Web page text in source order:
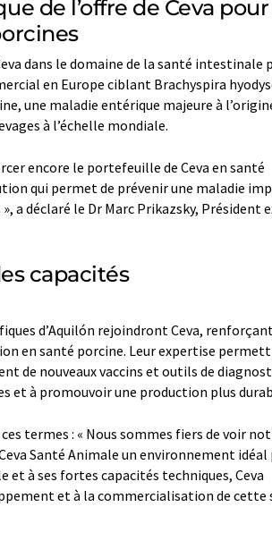
de l’offre de Ceva
dans le domaine de la santé intestinale
en Europe ciblant Brachyspira
une maladie entérique majeure à
à l’échelle mondiale.
encore le portefeuille de Ceva en santé
qui permet de prévenir une maladie
a déclaré le Dr Marc Prikazsky, Président
capacités
d’Aquilón rejoindront Ceva,
en santé porcine. Leur expertise
de nouveaux vaccins et outils de
et à promouvoir une production plus
termes : « Nous sommes fiers de voir
Santé Animale un environnement idéal
et à ses fortes capacités techniques, Ceva
et à la commercialisation de cette